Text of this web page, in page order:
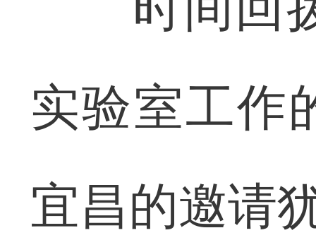
实验室工作
宜昌的邀请